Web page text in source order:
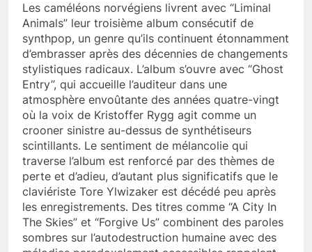
Les caméléons norvégiens livrent avec “Liminal
Animals” leur troisième album consécutif de
synthpop, un genre qu’ils continuent étonnamment
d’embrasser après des décennies de changements
stylistiques radicaux. L’album s’ouvre avec “Ghost
Entry”, qui accueille l’auditeur dans une
atmosphère envoûtante des années quatre-vingt
où la voix de Kristoffer Rygg agit comme un
crooner sinistre au-dessus de synthétiseurs
scintillants. Le sentiment de mélancolie qui
traverse l’album est renforcé par des thèmes de
perte et d’adieu, d’autant plus significatifs que le
claviériste Tore Ylwizaker est décédé peu après
les enregistrements. Des titres comme “A City In
The Skies” et “Forgive Us” combinent des paroles
sombres sur l’autodestruction humaine avec des